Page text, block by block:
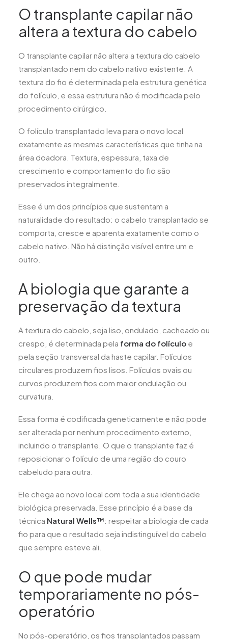
O transplante capilar não
altera a textura do cabelo
O transplante capilar não altera a textura do cabelo
transplantado nem do cabelo nativo existente. A
textura do fio é determinada pela estrutura genética
do folículo, e essa estrutura não é modificada pelo
procedimento cirúrgico.
O folículo transplantado leva para o novo local
exatamente as mesmas características que tinha na
área doadora. Textura, espessura, taxa de
crescimento e comportamento do fio são
preservados integralmente.
Esse é um dos princípios que sustentam a
naturalidade do resultado: o cabelo transplantado se
comporta, cresce e aparenta exatamente como o
cabelo nativo. Não há distinção visível entre um e
outro.
A biologia que garante a
preservação da textura
A textura do cabelo, seja liso, ondulado, cacheado ou
crespo, é determinada pela forma do folículo e
pela seção transversal da haste capilar. Folículos
circulares produzem fios lisos. Folículos ovais ou
curvos produzem fios com maior ondulação ou
curvatura.
Essa forma é codificada geneticamente e não pode
ser alterada por nenhum procedimento externo,
incluindo o transplante. O que o transplante faz é
reposicionar o folículo de uma região do couro
cabeludo para outra.
Ele chega ao novo local com toda a sua identidade
biológica preservada. Esse princípio é a base da
técnica Natural Wells™: respeitar a biologia de cada
fio para que o resultado seja indistinguível do cabelo
que sempre esteve ali.
O que pode mudar
temporariamente no pós-
operatório
No pós-operatório, os fios transplantados passam